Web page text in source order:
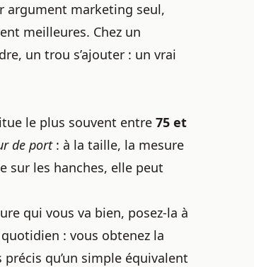
argument marketing seul,
meilleures. Chez un
un trou s’ajouter : un vrai
le plus souvent entre 75 et
de port: à la taille, la mesure
sur les hanches, elle peut
qui vous va bien, posez-la à
: vous obtenez la
qu’un simple équivalent